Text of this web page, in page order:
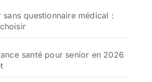
sans questionnaire médical :
santé pour senior en 2026